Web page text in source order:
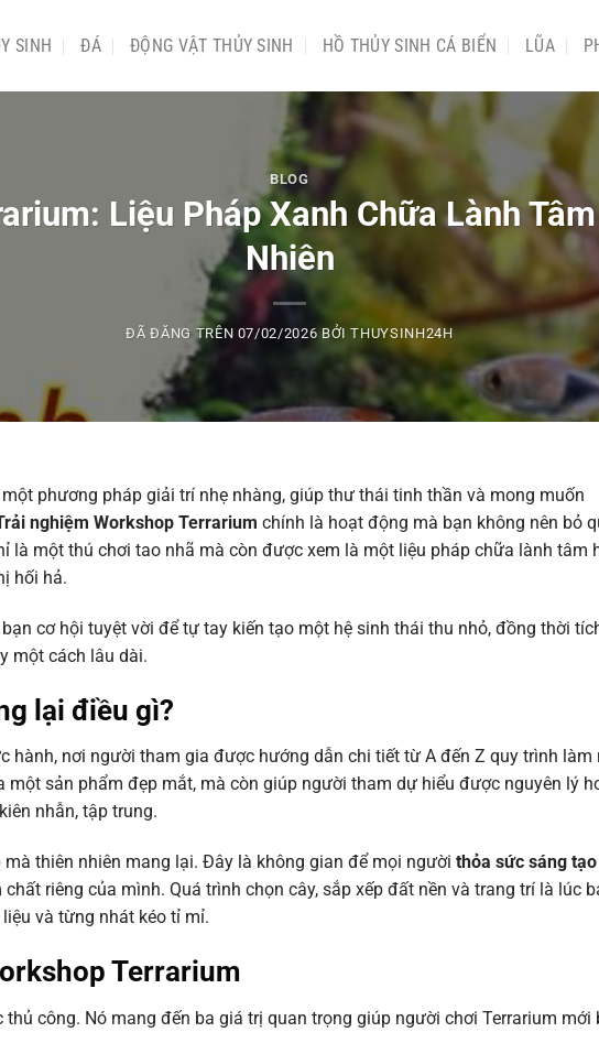
SINH ĐÁ ĐỘNG VẬT THỦY SINH HỒ THỦY SINH CÁ BIỂN LŨA
BLOG
Liệu Pháp Xanh Chữa Lành
Nhiên
ĐÃ ĐĂNG TRÊN 07/02/2026 BỞITHUYSINH24H
phương pháp giải trí nhẹ nhàng, giúp thư thái tinh thần và mong muốn
nghiệm Workshop Terrarium chính là hoạt động mà bạn không nên bỏ
là một thú chơi tao nhã mà còn được xem là một liệu pháp chữa lành tâm
hối hả.
cơ hội tuyệt vời để tự tay kiến tạo một hệ sinh thái thu nhỏ, đồng thời
một cách lâu dài.
lại điều gì?
hành, nơi người tham gia được hướng dẫn chi tiết từ A đến Z quy trình làm
sản phẩm đẹp mắt, mà còn giúp người tham dự hiểu được nguyên lý
nhẫn, tập trung.
thiên nhiên mang lại. Đây là không gian để mọi người thỏa sức sáng tạo
riêng của mình. Quá trình chọn cây, sắp xếp đất nền và trang trí là lúc
và từng nhát kéo tỉ mỉ.
Terrarium
công. Nó mang đến ba giá trị quan trọng giúp người chơi Terrarium mới